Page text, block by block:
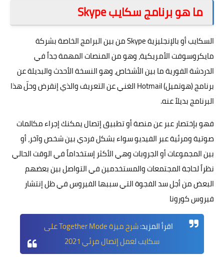
ما هو برنامج سكايب Skype
السكايب أو بالإنجليزية Skype من بين البرامج الخاصة بشركة
مايكروسوفت الأمريكية، وهو من المنصات المهمة جداً في
الدردشة الفورية ما بين الأشخاص، وهو النسخة الأحدث والبديلة عن
برنامج (هوتميل) Hotmail الغني عن التعريف والذي إنقرض وحلّ هذا
البرنامج بديلاً عنه.
فهو بإختصار عبر عن منصة أو تطبيق إتصال يمكنك إجراء مكالمات
صوتية ومرئية عبر الفيديو سواء بشكل فردي بين شخص وآخر، أو
بين المجموعات أو الجروبات وهي الأكثر إستخداماً في الوقت الحالي
نظراً لحاجة المجتمعات والمستخدمين في التواصل بين بعضهم
البعض من أجل سد الفجوة التي سببها الفيروس في ظل إنتشار
فيروس كورونا
اقرأ المزيد:
شرح ميزة Together Mode على
سكايب لعمل إتصال مرئي 2021